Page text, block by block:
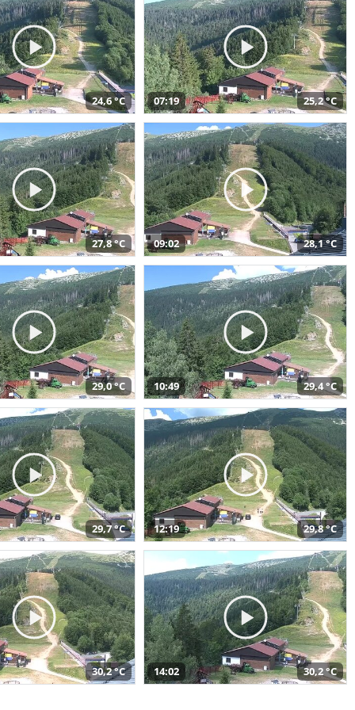
24,6 °C 07:19 25,2 °C
27,8 °C 09:02 28,1 °C
29,0 °C 10:49 29,4 °C
29,7 °C 12:19 29,8 °C
30,2 °C 14:02 30,2 °C